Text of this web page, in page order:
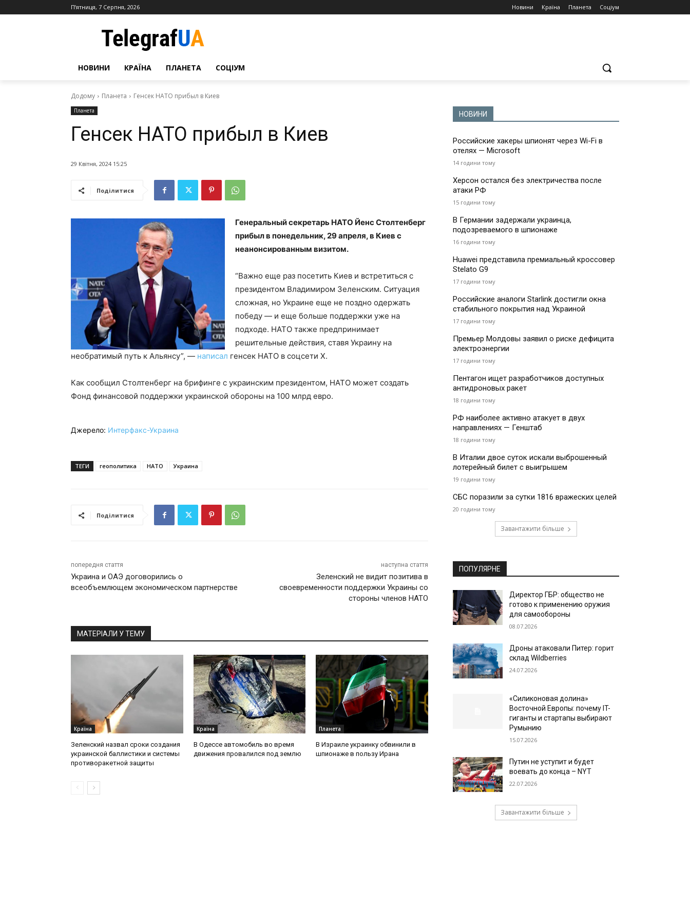
П’ятниця, 7 Серпня, 2026 Новини Країна Планета Соціум
НОВИНИ КРАЇНА ПЛАНЕТА СОЦІУМ
Додому Планета Генсек НАТО прибыл в Киев
Планета
Генсек НАТО прибыл в Киев
29 Квітня, 2024 15:25
Поділитися
Генеральный секретарь НАТО Йенс Столтенберг
прибыл в понедельник, 29 апреля, в Киев с
неанонсированным визитом.
“Важно еще раз посетить Киев и встретиться с
президентом Владимиром Зеленским. Ситуация
сложная, но Украине еще не поздно одержать
победу — и еще больше поддержки уже на
подходе. НАТО также предпринимает
решительные действия, ставя Украину на
необратимый путь к Альянсу”, — написал генсек НАТО в соцсети Х.
Как сообщил Столтенберг на брифинге с украинским президентом, НАТО может создать
Фонд финансовой поддержки украинской обороны на 100 млрд евро.
Джерело: Интерфакс-Украина
ТЕГИ геополитика НАТО Украина
Поділитися
попередня стаття
Украина и ОАЭ договорились о
всеобъемлющем экономическом партнерстве
наступна стаття
Зеленский не видит позитива в
своевременности поддержки Украины со
стороны членов НАТО
МАТЕРІАЛИ У ТЕМУ
Країна
Зеленский назвал сроки создания
украинской баллистики и системы
противоракетной защиты
Країна
В Одессе автомобиль во время
движения провалился под землю
Планета
В Израиле украинку обвинили в
шпионаже в пользу Ирана
НОВИНИ
Российские хакеры шпионят через Wi-Fi в
отелях — Microsoft
14 години тому
Херсон остался без электричества после
атаки РФ
15 години тому
В Германии задержали украинца,
подозреваемого в шпионаже
16 години тому
Huawei представила премиальный кроссовер
Stelato G9
17 години тому
Российские аналоги Starlink достигли окна
стабильного покрытия над Украиной
17 години тому
Премьер Молдовы заявил о риске дефицита
электроэнергии
17 години тому
Пентагон ищет разработчиков доступных
антидроновых ракет
18 години тому
РФ наиболее активно атакует в двух
направлениях — Генштаб
18 години тому
В Италии двое суток искали выброшенный
лотерейный билет с выигрышем
19 години тому
СБС поразили за сутки 1816 вражеских целей
20 години тому
Завантажити більше
ПОПУЛЯРНЕ
Директор ГБР: общество не
готово к применению оружия
для самообороны
08.07.2026
Дроны атаковали Питер: горит
склад Wildberries
24.07.2026
«Силиконовая долина»
Восточной Европы: почему IT-
гиганты и стартапы выбирают
Румынию
15.07.2026
Путин не уступит и будет
воевать до конца – NYT
22.07.2026
Завантажити більше